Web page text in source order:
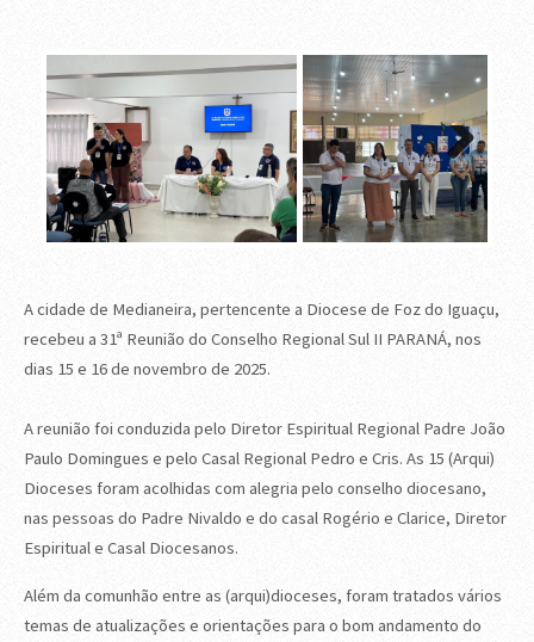
Next
A cidade de Medianeira, pertencente a Diocese de Foz do Iguaçu,
recebeu a 31ª Reunião do Conselho Regional Sul II PARANÁ, nos
dias 15 e 16 de novembro de 2025.
A reunião foi conduzida pelo Diretor Espiritual Regional Padre João
Paulo Domingues e pelo Casal Regional Pedro e Cris. As 15 (Arqui)
Dioceses foram acolhidas com alegria pelo conselho diocesano,
nas pessoas do Padre Nivaldo e do casal Rogério e Clarice, Diretor
Espiritual e Casal Diocesanos.
Além da comunhão entre as (arqui)dioceses, foram tratados vários
temas de atualizações e orientações para o bom andamento do